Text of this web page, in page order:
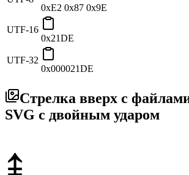
0xE2 0x87 0x9E
UTF-16
0x21DE
UTF-32
0x000021DE
Стрелка вверх с
SVG с двойным ударом